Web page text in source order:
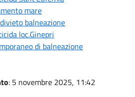
mare
balneazione
loc.Ginepri
di balneazione
: 5 novembre 2025, 11:42